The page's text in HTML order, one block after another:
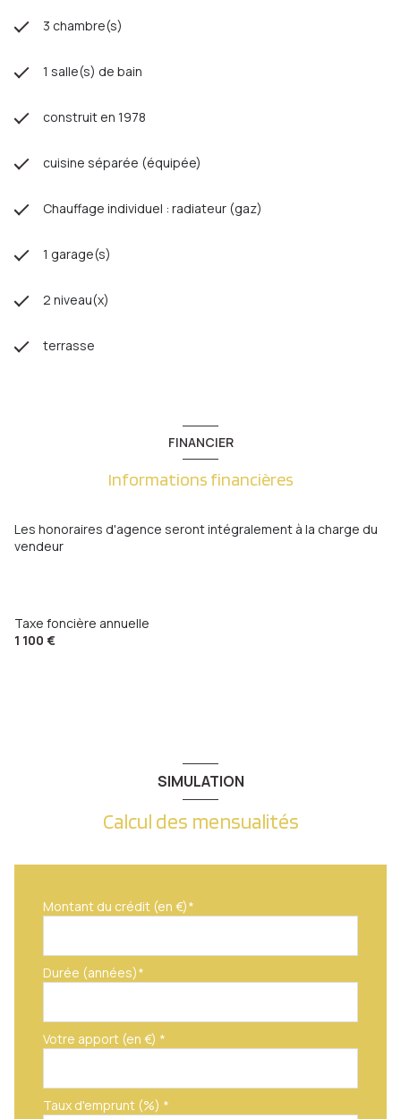
3 chambre(s)
1 salle(s) de bain
construit en 1978
cuisine séparée (équipée)
Chauffage individuel : radiateur (gaz)
1 garage(s)
2 niveau(x)
terrasse
FINANCIER
Informations financières
Les honoraires d'agence seront intégralement à la charge du
vendeur
Taxe foncière annuelle
1 100 €
SIMULATION
Calcul des mensualités
Montant du crédit (en €)*
Durée (années)*
Votre apport (en €) *
Taux d'emprunt (%) *